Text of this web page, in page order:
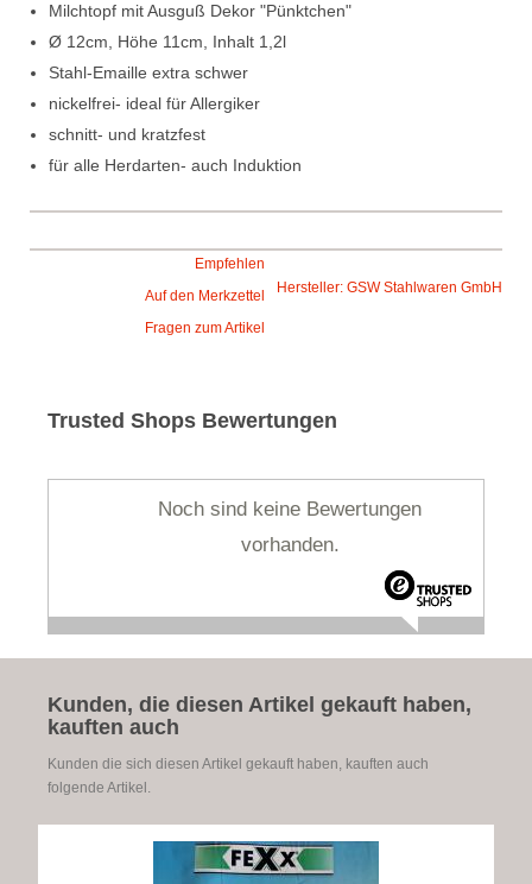
Milchtopf mit Ausguß Dekor "Pünktchen"
Ø 12cm, Höhe 11cm, Inhalt 1,2l
Stahl-Emaille extra schwer
nickelfrei- ideal für Allergiker
schnitt- und kratzfest
für alle Herdarten- auch Induktion
Hersteller: GSW Stahlwaren GmbH
Empfehlen
Auf den Merkzettel
Fragen zum Artikel
Trusted Shops Bewertungen
Noch sind keine Bewertungen
vorhanden.
Kunden, die diesen Artikel gekauft haben,
kauften auch
Kunden die sich diesen Artikel gekauft haben, kauften auch
folgende Artikel.